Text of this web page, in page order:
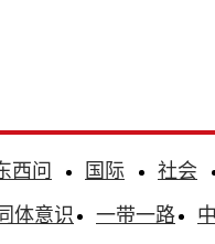
西问 国际
社会
体意识 一带一路